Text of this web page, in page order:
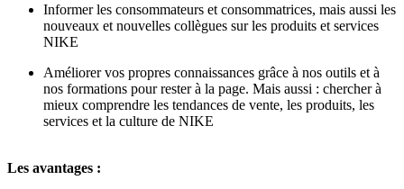
Informer les consommateurs et consommatrices, mais aussi les
nouveaux et nouvelles collègues sur les produits et services
NIKE
Améliorer vos propres connaissances grâce à nos outils et à
nos formations pour rester à la page. Mais aussi : chercher à
mieux comprendre les tendances de vente, les produits, les
services et la culture de NIKE
Les avantages :